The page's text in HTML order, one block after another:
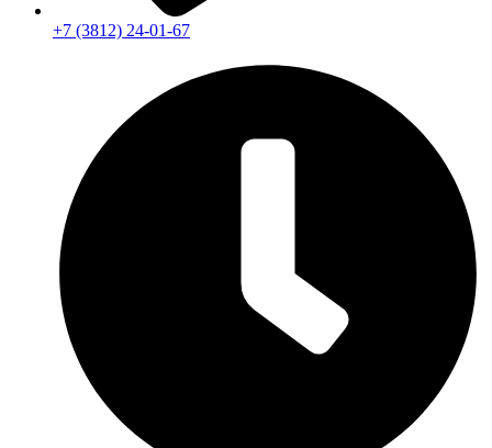
+7 (3812) 24-01-67